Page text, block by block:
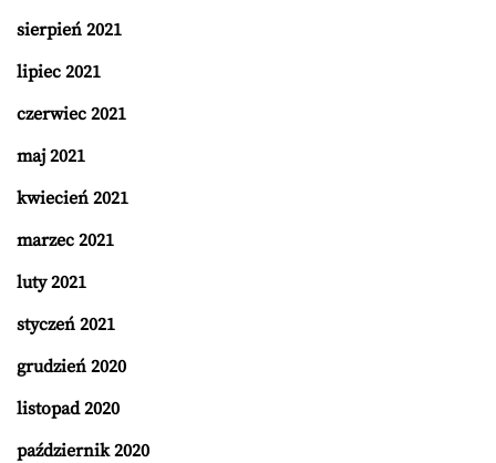
sierpień 2021
lipiec 2021
czerwiec 2021
maj 2021
kwiecień 2021
marzec 2021
luty 2021
styczeń 2021
grudzień 2020
listopad 2020
październik 2020